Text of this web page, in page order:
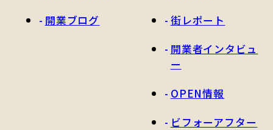
開業ブログ
街レポート
開業者インタビュ
ー
OPEN情報
ビフォーアフター